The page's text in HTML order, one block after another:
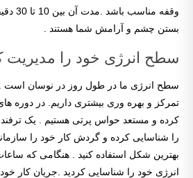
وقفه
بستن چشم و آرامش شما هستند .
سطح انرژی خود را مدیریت
سطح انرژی ما در طول روز در نوسان است .
تمرکز و بهره وری بیشتری داریم. در دوره
کرده و مستعد حواس پرتی هستیم . یک
را شناسایی کرده و گردش کار خود را
بهترین شکل استفاده کنید . هنگامی که
انرژی خود را شناسایی کردید .جریان کار خود